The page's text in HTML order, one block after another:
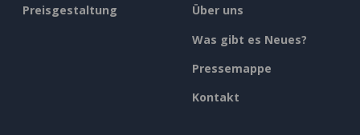
Preisgestaltung
Über uns
Was gibt es Neues?
Pressemappe
Kontakt